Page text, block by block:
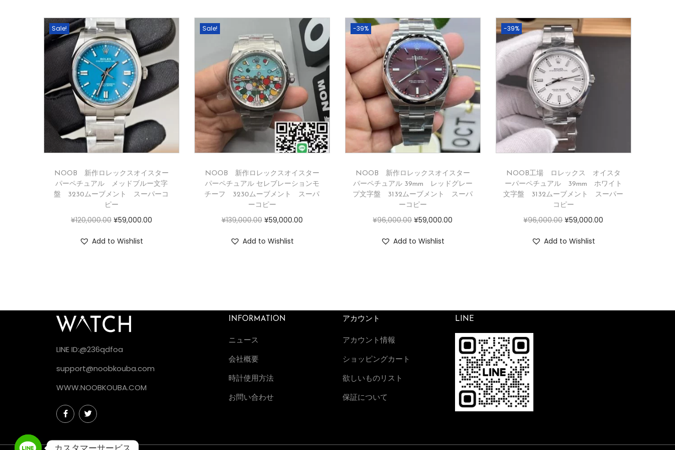
Sale!
NOOB 新作ロレックスオイスター
パーペチュアル メッドブルー文字
盤 3230ムーブメント スーパーコ
ピー
¥120,000.00 ¥59,000.00
Add to Wishlist
Sale!
NOOB 新作ロレックスオイスター
パーペチュアル セレブレーションモ
チーフ 3230ムーブメント スーパ
ーコピー
¥139,000.00 ¥59,000.00
Add to Wishlist
-39%
NOOB 新作ロレックスオイスター
パーペチュアル 39mm レッドグレー
プ文字盤 3132ムーブメント スーパ
ーコピー
¥96,000.00 ¥59,000.00
Add to Wishlist
-39%
NOOB工場 ロレックス オイスタ
ーパーペチュアル 39mm ホワイト
文字盤 3132ムーブメント スーパー
コピー
¥96,000.00 ¥59,000.00
Add to Wishlist
LINE ID:@236qdfoa
support@noobkouba.com
WWW.NOOBKOUBA.COM
INFORMATION
ニュース
会社概要
時計使用方法
お問い合わせ
アカウント
アカウント情報
ショッピングカート
欲しいものリスト
保証について
LINE